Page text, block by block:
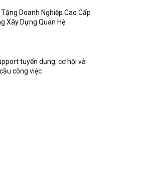
Doanh Nghiệp Cao Cấp
Xây Dựng Quan Hệ
tuyển dụng: cơ hội và
công việc